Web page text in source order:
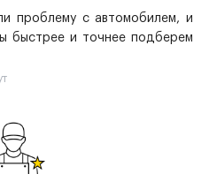
проблему с автомобилем, и
быстрее и точнее подберем